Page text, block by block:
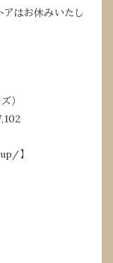
アはお休みいたし
）
】